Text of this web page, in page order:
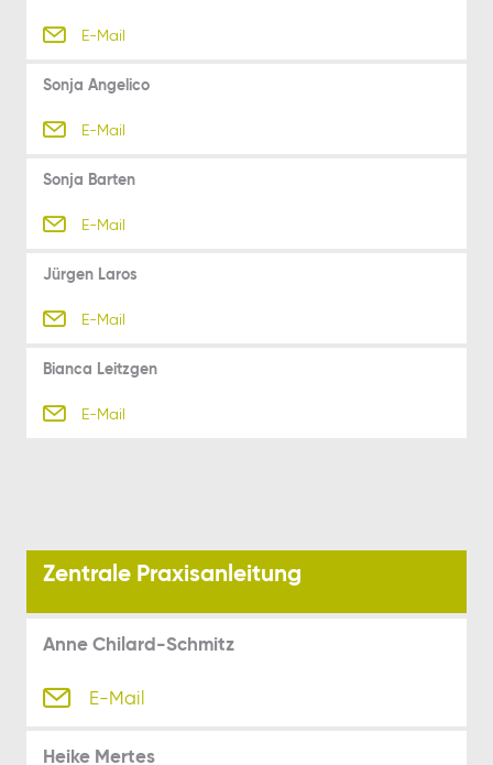
E-Mail
Sonja Angelico
E-Mail
Sonja Barten
E-Mail
Jürgen Laros
E-Mail
Bianca Leitzgen
E-Mail
Zentrale Praxisanleitung
Anne Chilard-Schmitz
E-Mail
Heike Mertes